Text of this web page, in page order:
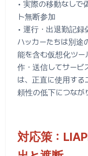
• 実際の移動なしで
ト無断参加
• 運行・出退勤記
ハッカーたちは別途
能を含む仮想化ツ
作・送信してサービ
は、正直に使用する
頼性の低下につなが
対応策：